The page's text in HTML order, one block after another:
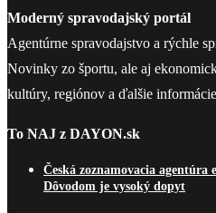
Moderný spravodajský portál
Agentúrne spravodajstvo a rýchle
Novinky zo športu, ale aj
kultúry, regiónov a ďalšie
To NAJ z DAYON.sk
Česká zoznamovacia agentúra
Dôvodom je vysoký dopyt